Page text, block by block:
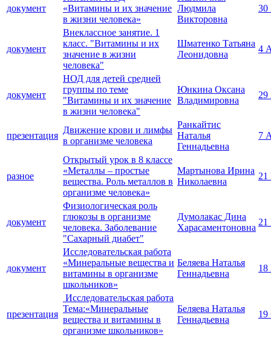
документ
«Витамины и их значение
в жизни человека»
Людмила
Викторовна
30
документ
Внеклассное занятие. 1
класс. "Витамины и их
значение в жизни
человека"
Шматенко Татьяна
Леонидовна
4
документ
НОД для детей средней
группы по теме
"Витамины и их значение
в жизни человека"
Юнкина Оксана
Владимировна
29
презентация
Движение крови и лимфы
в организме человека
Ранкайтис
Наталья
Геннадьевна
7
разное
Открытый урок в 8 классе
«Металлы – простые
вещества. Роль металлов в
организме человека»
Мартынова Ирина
Николаевна
21
документ
Физиологическая роль
глюкозы в организме
человека. Заболевание
"Сахарный диабет"
Думолакас Дина
Харасаментоновна
21
документ
Исследовательская работа
«Минеральные вещества и
витамины в организме
школьников»
Беляева Наталья
Геннадьевна
18
презентация
Исследовательская работа
Тема:«Минеральные
вещества и витамины в
организме школьников»
Беляева Наталья
Геннадьевна
19